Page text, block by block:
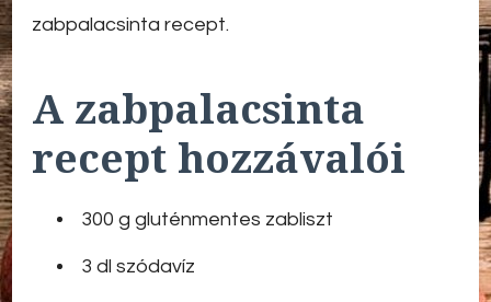
zabpalacsinta recept.
A zabpalacsinta
recept hozzávalói
300 g gluténmentes zabliszt
3 dl szódavíz